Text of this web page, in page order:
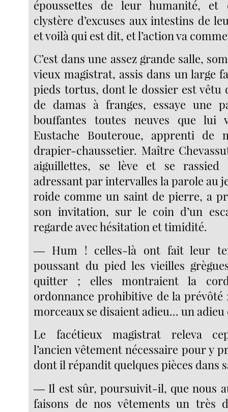
époussettes de leur humanité,
clystère d’excuses aux intestins de
et voilà qui est dit, et l’action va
C’est dans une assez grande salle,
vieux magistrat, assis dans un large
pieds tortus, dont le dossier est vêtu
de damas à franges, essaye une
bouffantes toutes neuves que lui
Eustache Bouteroue, apprenti de
drapier-chaussetier. Maître
aiguillettes, se lève et se rassied
adressant par intervalles la parole au
roide comme un saint de pierre, a
son invitation, sur le coin d’un
regarde avec hésitation et timidité.
― Hum ! celles-là ont fait leur
poussant du pied les vieilles
quitter ; elles montraient la
ordonnance prohibitive de la prévôté
morceaux se disaient adieu... un
Le facétieux magistrat releva
l’ancien vêtement nécessaire pour y
dont il répandit quelques pièces dans
― Il est sûr, poursuivit-il, que nous
faisons de nos vêtements un très